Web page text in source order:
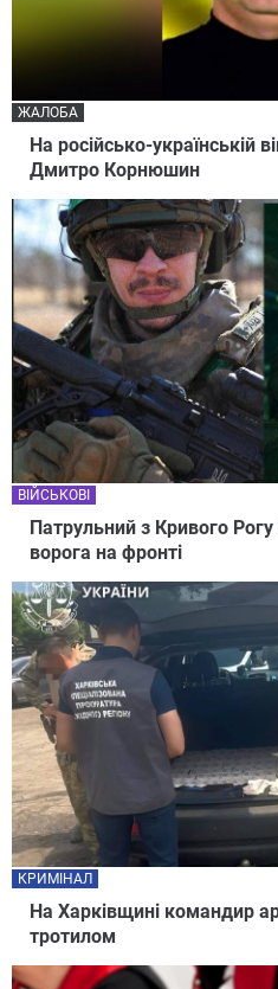
На російсько-українській
Дмитро Корнюшин
ЖАЛОБА
Патрульний з Кривого
ворога на фронті
ВІЙСЬКОВІ
На Харківщині командир
тротилом
КРИМІНАЛ